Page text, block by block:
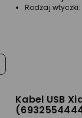
Rodzaj wtyczki:
Kabel USB